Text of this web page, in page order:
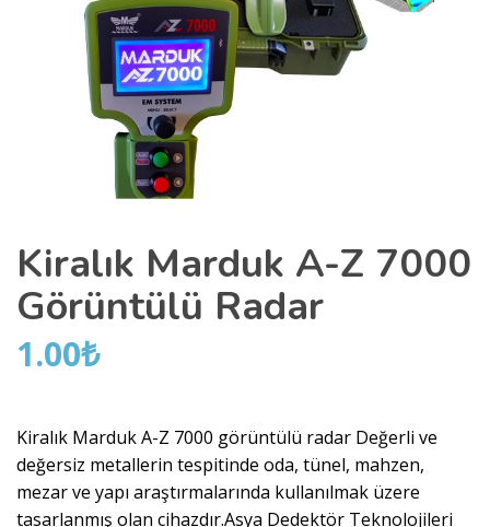
Kiralık Marduk A-Z 7000
Görüntülü Radar
1.00₺
Kiralık Marduk A-Z 7000 görüntülü radar Değerli ve
değersiz metallerin tespitinde oda, tünel, mahzen,
mezar ve yapı araştırmalarında kullanılmak üzere
tasarlanmış olan cihazdır.Asya Dedektör Teknolojileri